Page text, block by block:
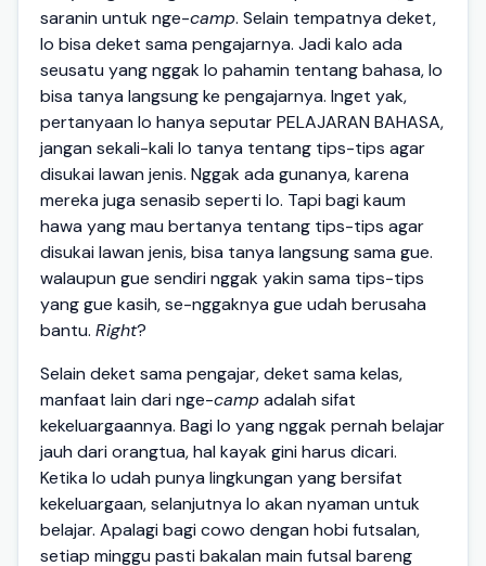
saranin untuk nge-camp. Selain tempatnya deket,
lo bisa deket sama pengajarnya. Jadi kalo ada
seusatu yang nggak lo pahamin tentang bahasa, lo
bisa tanya langsung ke pengajarnya. Inget yak,
pertanyaan lo hanya seputar PELAJARAN BAHASA,
jangan sekali-kali lo tanya tentang tips-tips agar
disukai lawan jenis. Nggak ada gunanya, karena
mereka juga senasib seperti lo. Tapi bagi kaum
hawa yang mau bertanya tentang tips-tips agar
disukai lawan jenis, bisa tanya langsung sama gue.
walaupun gue sendiri nggak yakin sama tips-tips
yang gue kasih, se-nggaknya gue udah berusaha
bantu. Right?
Selain deket sama pengajar, deket sama kelas,
manfaat lain dari nge-campadalah sifat
kekeluargaannya. Bagi lo yang nggak pernah belajar
jauh dari orangtua, hal kayak gini harus dicari.
Ketika lo udah punya lingkungan yang bersifat
kekeluargaan, selanjutnya lo akan nyaman untuk
belajar. Apalagi bagi cowo dengan hobi futsalan,
setiap minggu pasti bakalan main futsal bareng